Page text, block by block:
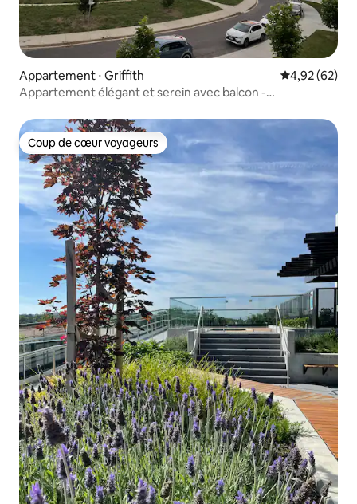
Appartement ⋅ Griffith Évaluation
4,92 (62)
Appartement élégant et serein avec balcon -
Coup de cœur voyageurs
Coup de cœur voyageurs